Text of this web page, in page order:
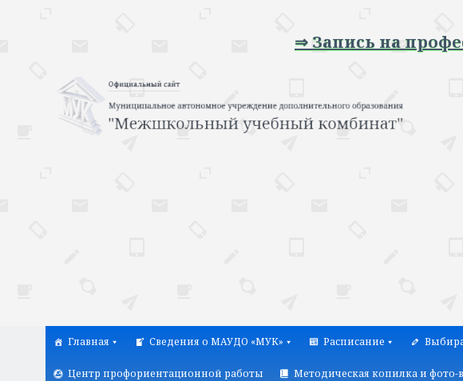
⇒ Запись на
Главная Сведения о МАУДО «МУК» Расписание
Центр профориентационной работы Методическая копилка и